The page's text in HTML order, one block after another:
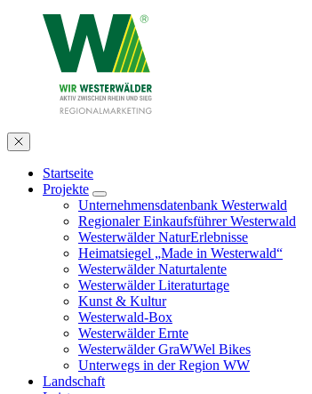
Startseite
Projekte
Unternehmensdatenbank Westerwald
Regionaler Einkaufsführer Westerwald
Westerwälder NaturErlebnisse
Heimatsiegel „Made in Westerwald“
Westerwälder Naturtalente
Westerwälder Literaturtage
Kunst & Kultur
Westerwald-Box
Westerwälder Ernte
Westerwälder GraWWel Bikes
Unterwegs in der Region WW
Landschaft